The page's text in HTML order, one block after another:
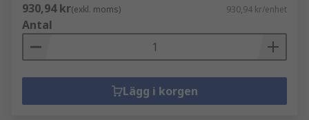
930,94 kr(exkl. moms) 930,94 kr/enhet
Antal
Lägg i korgen